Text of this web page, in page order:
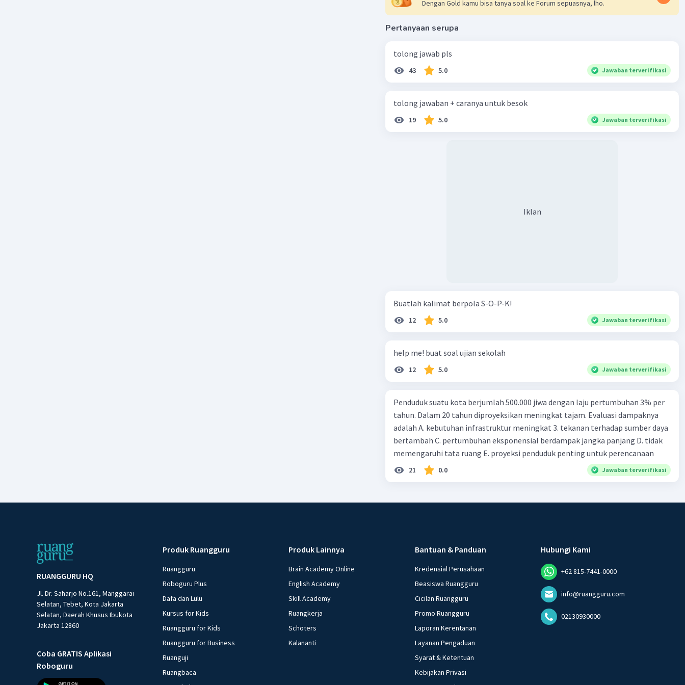
Dengan Gold kamu bisa tanya soal ke Forum sepuasnya, lho.
Pertanyaan serupa
tolong jawab pls
43 5.0 Jawaban terverifikasi
tolong jawaban + caranya untuk besok
19 5.0 Jawaban terverifikasi
Iklan
Buatlah kalimat berpola S-O-P-K!
12 5.0 Jawaban terverifikasi
help me! buat soal ujian sekolah
12 5.0 Jawaban terverifikasi
Penduduk suatu kota berjumlah 500.000 jiwa dengan laju pertumbuhan 3% per
tahun. Dalam 20 tahun diproyeksikan meningkat tajam. Evaluasi dampaknya
adalah A. kebutuhan infrastruktur meningkat 3. tekanan terhadap sumber daya
bertambah C. pertumbuhan eksponensial berdampak jangka panjang D. tidak
memengaruhi tata ruang E. proyeksi penduduk penting untuk perencanaan
21 0.0 Jawaban terverifikasi
RUANGGURU HQ
Jl. Dr. Saharjo No.161, Manggarai
Selatan, Tebet, Kota Jakarta
Selatan, Daerah Khusus Ibukota
Jakarta 12860
Coba GRATIS Aplikasi
Roboguru
Produk Ruangguru
Ruangguru
Roboguru Plus
Dafa dan Lulu
Kursus for Kids
Ruangguru for Kids
Ruangguru for Business
Ruanguji
Ruangbaca
Produk Lainnya
Brain Academy Online
English Academy
Skill Academy
Ruangkerja
Schoters
Kalananti
Bantuan & Panduan
Kredensial Perusahaan
Beasiswa Ruangguru
Cicilan Ruangguru
Promo Ruangguru
Laporan Kerentanan
Layanan Pengaduan
Syarat & Ketentuan
Kebijakan Privasi
Hubungi Kami
+62 815-7441-0000
info@ruangguru.com
02130930000